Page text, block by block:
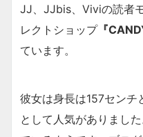
JJ、JJbis、Viviの読者
レクトショップ『
ています。
彼女は身長は157センチ
として人気がありまし